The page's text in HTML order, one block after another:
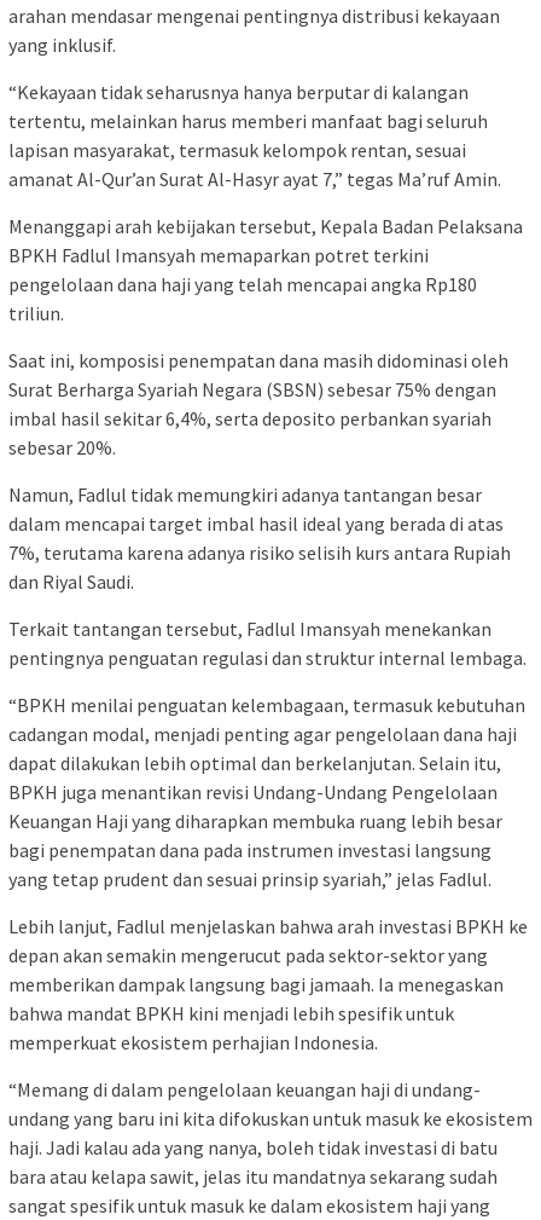
arahan mendasar mengenai pentingnya distribusi kekayaan
yang inklusif.
“Kekayaan tidak seharusnya hanya berputar di kalangan
tertentu, melainkan harus memberi manfaat bagi seluruh
lapisan masyarakat, termasuk kelompok rentan, sesuai
amanat Al-Qur’an Surat Al-Hasyr ayat 7,” tegas Ma’ruf Amin.
Menanggapi arah kebijakan tersebut, Kepala Badan Pelaksana
BPKH Fadlul Imansyah memaparkan potret terkini
pengelolaan dana haji yang telah mencapai angka Rp180
triliun.
Saat ini, komposisi penempatan dana masih didominasi oleh
Surat Berharga Syariah Negara (SBSN) sebesar 75% dengan
imbal hasil sekitar 6,4%, serta deposito perbankan syariah
sebesar 20%.
Namun, Fadlul tidak memungkiri adanya tantangan besar
dalam mencapai target imbal hasil ideal yang berada di atas
7%, terutama karena adanya risiko selisih kurs antara Rupiah
dan Riyal Saudi.
Terkait tantangan tersebut, Fadlul Imansyah menekankan
pentingnya penguatan regulasi dan struktur internal lembaga.
“BPKH menilai penguatan kelembagaan, termasuk kebutuhan
cadangan modal, menjadi penting agar pengelolaan dana haji
dapat dilakukan lebih optimal dan berkelanjutan. Selain itu,
BPKH juga menantikan revisi Undang-Undang Pengelolaan
Keuangan Haji yang diharapkan membuka ruang lebih besar
bagi penempatan dana pada instrumen investasi langsung
yang tetap prudent dan sesuai prinsip syariah,” jelas Fadlul.
Lebih lanjut, Fadlul menjelaskan bahwa arah investasi BPKH ke
depan akan semakin mengerucut pada sektor-sektor yang
memberikan dampak langsung bagi jamaah. Ia menegaskan
bahwa mandat BPKH kini menjadi lebih spesifik untuk
memperkuat ekosistem perhajian Indonesia.
“Memang di dalam pengelolaan keuangan haji di undang-
undang yang baru ini kita difokuskan untuk masuk ke ekosistem
haji. Jadi kalau ada yang nanya, boleh tidak investasi di batu
bara atau kelapa sawit, jelas itu mandatnya sekarang sudah
sangat spesifik untuk masuk ke dalam ekosistem haji yang